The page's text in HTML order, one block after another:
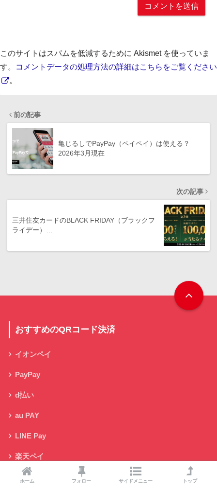
このサイトはスパムを低減するために Akismet を使っていま
す。
コメントデータの処理方法の詳細はこちらをご覧ください
。
前の記事
亀じるしでPayPay（ペイペイ）は使える？
2026年3月現在
次の記事
三井住友カードのBLACK FRIDAY（ブラックフ
ライデー）…
おすすめのQRコード決済
イオンペイ
PayPay
d払い
au PAY
LINE Pay
楽天ペイ
メルペイ
ホーム フォロー サイドメニュー トップ